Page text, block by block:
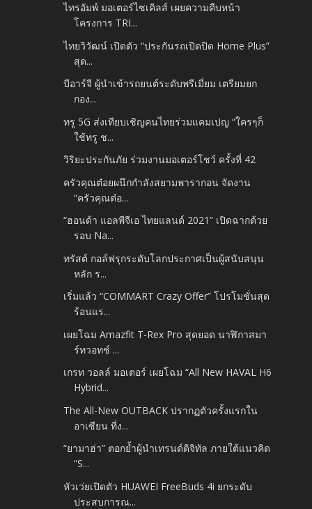
ไทรอัมพ์ มอเตอร์ไซเคิลส์ เผยความคืบหน้า
โครงการ TRI...
ไทยวิวัฒน์ เปิดตัว “ประกันรถเปิดปิด Home Plus”
สุด...
บีอาร์จี ผู้นำเข้ารถยนต์ระดับพรีเมี่ยม เตรียมยก
กอง...
ทรู 5G ส่งเทียบเชิญคนไทยร่วมแคมเปญ “ใครๆก็
ใช้ทรู ช...
วิริยะประกันภัย ร่วมงานมอเตอร์โชว์ ครั้งที่ 42
ครัวคุณต๋อยผนึกกำลังสยามพารากอน จัดงาน
“ครัวคุณต๋อ...
“ฮอนด้า แอลพีจีเอ ไทยแลนด์ 2021” เปิดฉากด้วย
รอบ Na...
ทรัสต์ กอล์ฟรุกระดับโลกประกาศเป็นผู้สนับสนุน
หลัก ร...
เริ่มแล้ว “COMMART Crazy Offer” โปรโมชั่นสุด
ร้อนแร...
เผยโฉม Amazfit T-Rex Pro สุดยอด นาฬิกาสมา
ร์ทวอทช์ ...
เกรท วอลล์ มอเตอร์ เผยโฉม “All New HAVAL H6
Hybrid...
The All-New OUTBACK ปรากฏตัวครั้งแรกใน
อาเซียน ที่ง...
“ยามาฮ่า” ตอกย้ำผู้นำเทรนด์ดิจิทัล ภายใต้แนวคิด
“S...
หัวเว่ยเปิดตัว HUAWEI FreeBuds 4i ยกระดับ
ประสบการณ...